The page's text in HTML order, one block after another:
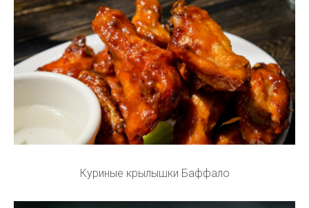
Куриные крылышки Баффало